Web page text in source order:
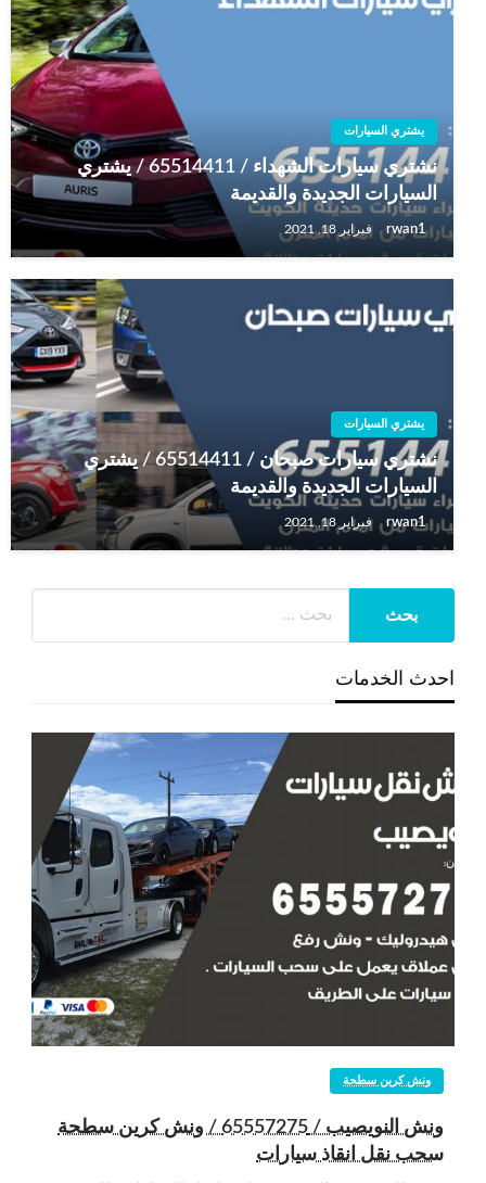
يشتري السيارات
نشتري سيارات الشهداء / 65514411 / يشتري
السيارات الجديدة والقديمة
rwan1 فبراير 18, 2021
يشتري السيارات
نشتري سيارات صبحان / 65514411 / يشتري
السيارات الجديدة والقديمة
rwan1 فبراير 18, 2021
احدث الخدمات
ونش كرين سطحة
ونش النويصيب / 65557275 / ونش كرين سطحة
سحب نقل انقاذ سيارات